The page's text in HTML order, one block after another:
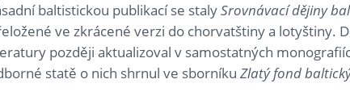
baltistickou publikací se stalySrovnávací dějiny
ve zkrácené verzi do chorvatštiny a lotyštiny.
později aktualizoval v samostatných
statě o nich shrnul ve sborníku Zlatý fond